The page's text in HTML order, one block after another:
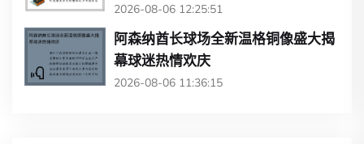
2026-08-06 12:25:51
阿森纳酋长球场全新温格铜像盛大揭
幕球迷热情欢庆
2026-08-06 11:36:15